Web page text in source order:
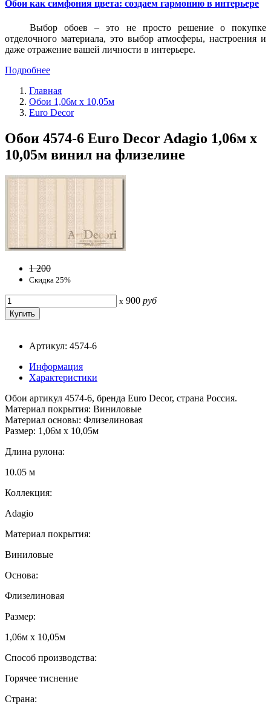
Обои как симфония цвета: создаем гармонию в интерьере
Выбор обоев – это не просто решение о покупке
отделочного материала, это выбор атмосферы, настроения и
даже отражение вашей личности в интерьере.
Подробнее
Главная
Обои 1,06м х 10,05м
Euro Decor
Обои 4574-6 Euro Decor Adagio 1,06м х
10,05м винил на флизелине
1 200
Скидка 25%
x 900 руб
Артикул: 4574-6
Информация
Характеристики
Обои артикул 4574-6, бренда Euro Decor, страна Россия.
Материал покрытия: Виниловые
Материал основы: Флизелиновая
Размер: 1,06м х 10,05м
Длина рулона:
10.05 м
Коллекция:
Adagio
Материал покрытия:
Виниловые
Основа:
Флизелиновая
Размер:
1,06м х 10,05м
Способ производства:
Горячее тиснение
Страна: